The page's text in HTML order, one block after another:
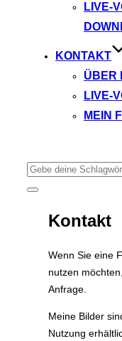
LIVE-
KONTAKT
ÜBER
LIVE-
MEIN
Suchen
nach:
Seitenleiste
Navigation
umschalten
Kontakt
Wenn Sie eine
nutzen
Anfrage.
Meine Bilder
Nutzung